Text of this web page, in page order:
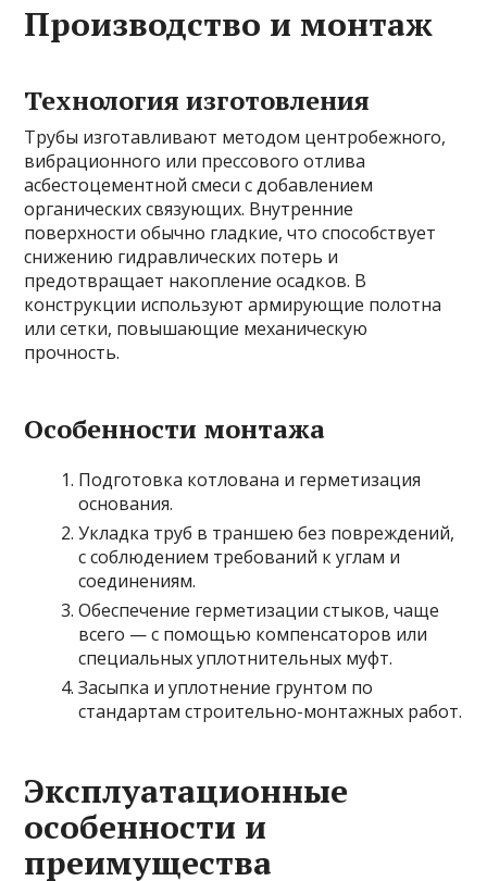
Производство и монтаж
Технология изготовления
Трубы изготавливают методом центробежного,
вибрационного или прессового отлива
асбестоцементной смеси с добавлением
органических связующих. Внутренние
поверхности обычно гладкие, что способствует
снижению гидравлических потерь и
предотвращает накопление осадков. В
конструкции используют армирующие полотна
или сетки, повышающие механическую
прочность.
Особенности монтажа
Подготовка котлована и герметизация
основания.
Укладка труб в траншею без повреждений,
с соблюдением требований к углам и
соединениям.
Обеспечение герметизации стыков, чаще
всего — с помощью компенсаторов или
специальных уплотнительных муфт.
Засыпка и уплотнение грунтом по
стандартам строительно-монтажных работ.
Эксплуатационные
особенности и
преимущества